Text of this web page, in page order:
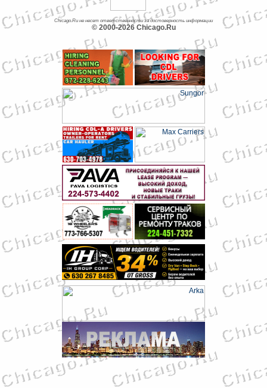
Chicago.Ru не несет ответственности за достоверность информации
© 2000-2026 Chicago.Ru